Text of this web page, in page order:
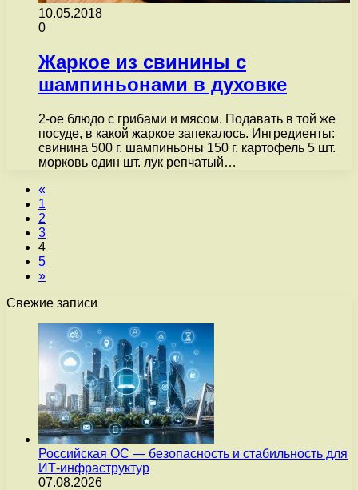
10.05.2018
0
Жаркое из свинины с
шампиньонами в духовке
2-ое блюдо с грибами и мясом. Подавать в той же
посуде, в какой жаркое запекалось. Ингредиенты:
свинина 500 г. шампиньоны 150 г. картофель 5 шт.
морковь один шт. лук репчатый…
«
1
2
3
4
5
»
Свежие записи
Российская ОС — безопасность и стабильность для
ИТ-инфраструктур
07.08.2026